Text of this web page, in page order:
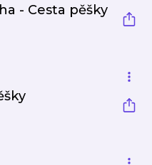
- Cesta pěšky